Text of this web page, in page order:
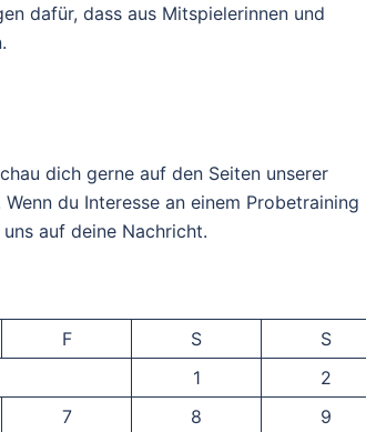
dafür, dass aus Mitspielerinnen und
dich gerne auf den Seiten unserer
du Interesse an einem Probetraining
auf deine Nachricht.
F S
S
1
2
7 8
9